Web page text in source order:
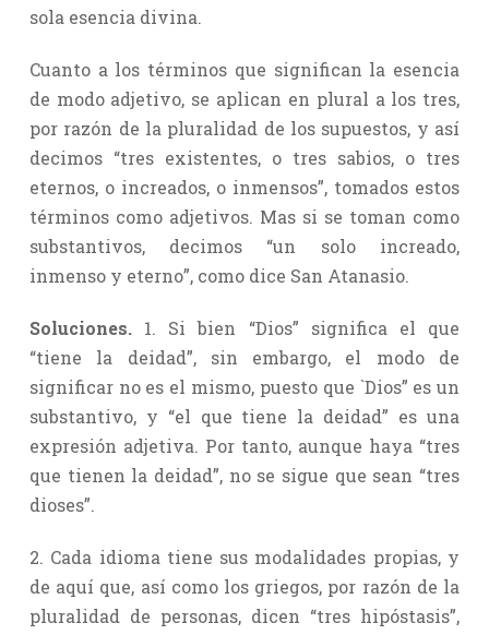
sola esencia divina.
Cuanto a los términos que significan la esencia
de modo adjetivo, se aplican en plural a los tres,
por razón de la pluralidad de los supuestos, y así
decimos “tres existentes, o tres sabios, o tres
eternos, o increados, o inmensos”, tomados estos
términos como adjetivos. Mas si se toman como
substantivos, decimos “un solo increado,
inmenso y eterno”, como dice San Atanasio.
Soluciones.1. Si bien “Dios” significa el que
“tiene la deidad”, sin embargo, el modo de
significar no es el mismo, puesto que `Dios” es un
substantivo, y “el que tiene la deidad” es una
expresión adjetiva. Por tanto, aunque haya “tres
que tienen la deidad”, no se sigue que sean “tres
dioses”.
2. Cada idioma tiene sus modalidades propias, y
de aquí que, así como los griegos, por razón de la
pluralidad de personas, dicen “tres hipóstasis”,